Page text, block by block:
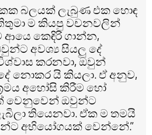
බලයක් ලැබුණ එක හොඳ
ම කියපු වචනවලින්
කෙඳිරි ගාන්න,
අවශ්‍ය සියලු දේ
කරනවා, ඔවුන්
නොකර යි කියලා. ඒ අනුව,
අහෝසි කිරීම හෝ
වෙනුවෙන් ඔවුන්ට
තියෙනවා. ඒක ම තමයි
අභියෝගයක් වෙන්නේ.”